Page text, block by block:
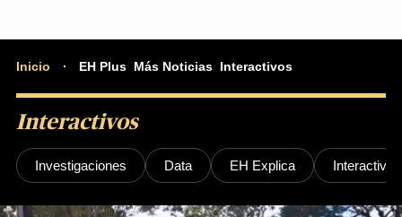
Inicio EH Plus Más Noticias Interactivos
Interactivos
Investigaciones Data EH Explica Interactivos